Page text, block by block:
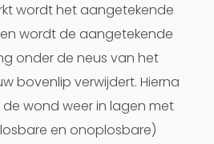
wordt het aangetekende
wordt de aangetekende
onder de neus van het
bovenlip verwijdert. Hierna
de wond weer in lagen met
en onoplosbare)